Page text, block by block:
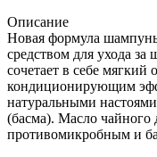
Описание
Новая формула
средством для ухода
сочетает в себе
кондиционирующим
натуральными
(басма). Масло
противомикробным и